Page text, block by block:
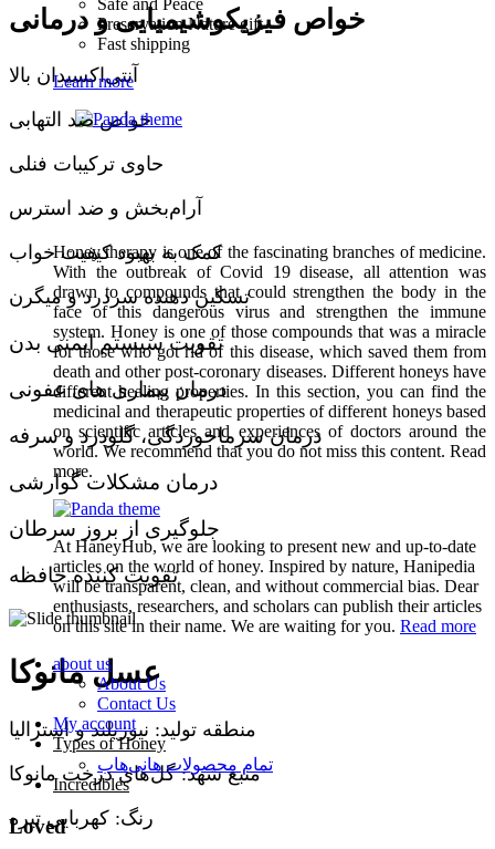
خواص فیزیکوشیمیایی و درمانی
آنتی‌اکسیدان بالا
خواص ضد التهابی
حاوی ترکیبات فنلی
آرام‌بخش و ضد استرس
کمک به بهبود کیفیت خواب
تسکین دهنده سردرد و میگرن
تقویت سیستم ایمنی بدن
درمان بیماری های عفونی
درمان سرماخوردگی، گلودرد و سرفه
درمان مشکلات گوارشی
جلوگیری از بروز سرطان
تقویت کننده حافظه
عسل مانوکا
منطقه تولید: نیوزیلند و استرالیا
منبع شهد: گل‌های درخت مانوکا
رنگ: کهربایی تیره
Preservation Nature gift
Fast shipping
Learn more
Honey therapy is one of the fascinating branches of medicine.
With the outbreak of Covid 19 disease, all attention was
drawn to compounds that could strengthen the body in the
face of this dangerous virus and strengthen the immune
system. Honey is one of those compounds that was a miracle
for those who got rid of this disease, which saved them from
death and other post-coronary diseases. Different honeys have
different healing properties. In this section, you can find the
medicinal and therapeutic properties of different honeys based
on scientific articles and experiences of doctors around the
world. We recommend that you do not miss this content. Read
more.
At HaneyHub, we are looking to present new and up-to-date
articles on the world of honey. Inspired by nature, Hanipedia
will be transparent, clean, and without commercial bias. Dear
enthusiasts, researchers, and scholars can publish their articles
on this site in their name. We are waiting for you. Read more
about us
About Us
Contact Us
My account
Types of Honey
تمام محصولات هانی‌هاب
Incredibles
Loved